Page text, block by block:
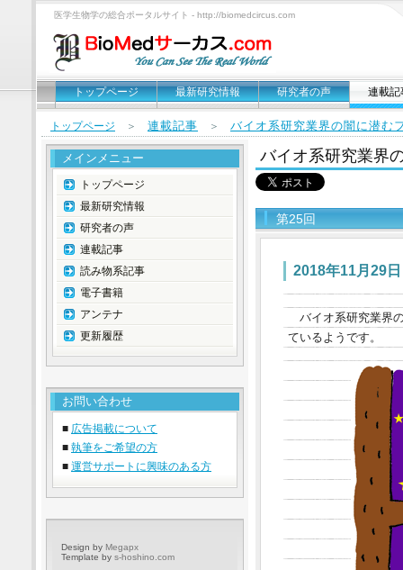
医学生物学の総合ポータルサイト - http://biomedcircus.com
トップページ 最新研究情報 研究者の声 連載記
トップページ ＞ 連載記事 ＞ バイオ系研究業界の闇に潜む
バイオ系研究業界
第25回
2018年11月29日
バイオ系研究業界
ているようです。
メインメニュー
トップページ
最新研究情報
研究者の声
連載記事
読み物系記事
電子書籍
アンテナ
更新履歴
お問い合わせ
■ 広告掲載について
■ 執筆をご希望の方
■ 運営サポートに興味のある方
Design by Megapx
Template by s-hoshino.com